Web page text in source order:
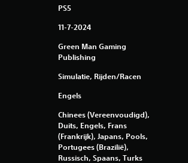
3
0
5
PS5
11-7-2024
Green Man Gaming
Publishing
Simulatie, Rijden/racen
Engels
Chinees (Vereenvoudigd),
Duits, Engels, Frans
(Frankrijk), Japans, Pools,
Portugees (Brazilië),
Russisch, Spaans, Turks